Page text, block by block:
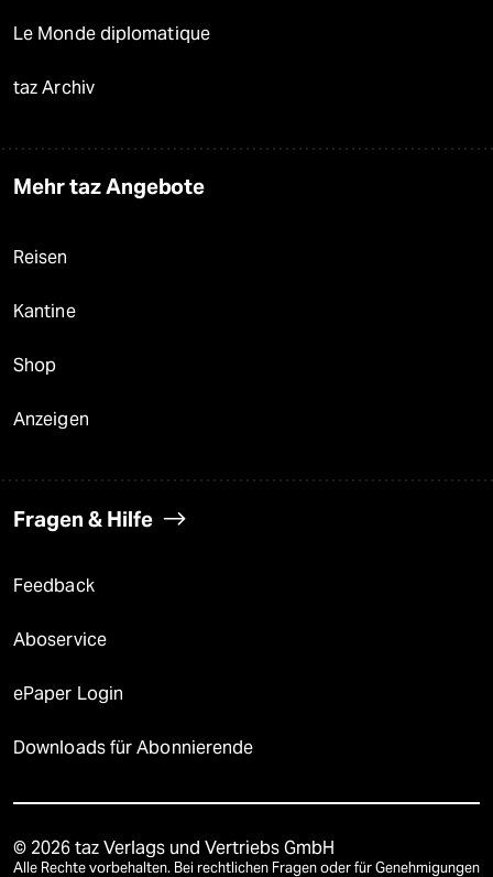
Le Monde diplomatique
taz Archiv
Mehr taz Angebote
Reisen
Kantine
Shop
Anzeigen
Fragen & Hilfe
Feedback
Aboservice
ePaper Login
Downloads für Abonnierende
© 2026 taz Verlags und Vertriebs GmbH
Alle Rechte vorbehalten. Bei rechtlichen Fragen oder für Genehmigungen